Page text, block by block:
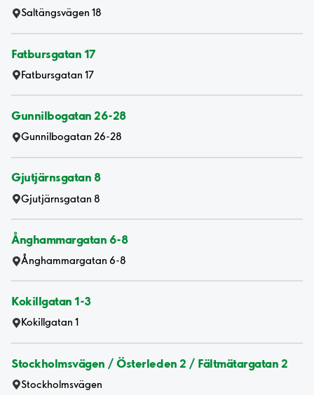
Saltängsvägen 18
Fatbursgatan 17
Fatbursgatan 17
Gunnilbogatan 26-28
Gunnilbogatan 26-28
Gjutjärnsgatan 8
Gjutjärnsgatan 8
Ånghammargatan 6-8
Ånghammargatan 6-8
Kokillgatan 1-3
Kokillgatan 1
Stockholmsvägen / Österleden 2 / Fältmätargatan 2
Stockholmsvägen